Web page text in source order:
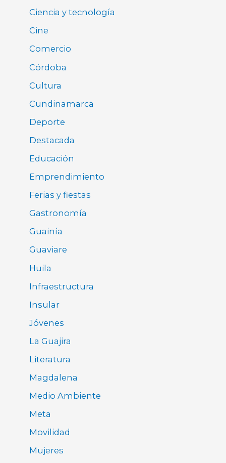
Ciencia y tecnología
Cine
Comercio
Córdoba
Cultura
Cundinamarca
Deporte
Destacada
Educación
Emprendimiento
Ferias y fiestas
Gastronomía
Guainía
Guaviare
Huila
Infraestructura
Insular
Jóvenes
La Guajira
Literatura
Magdalena
Medio Ambiente
Meta
Movilidad
Mujeres